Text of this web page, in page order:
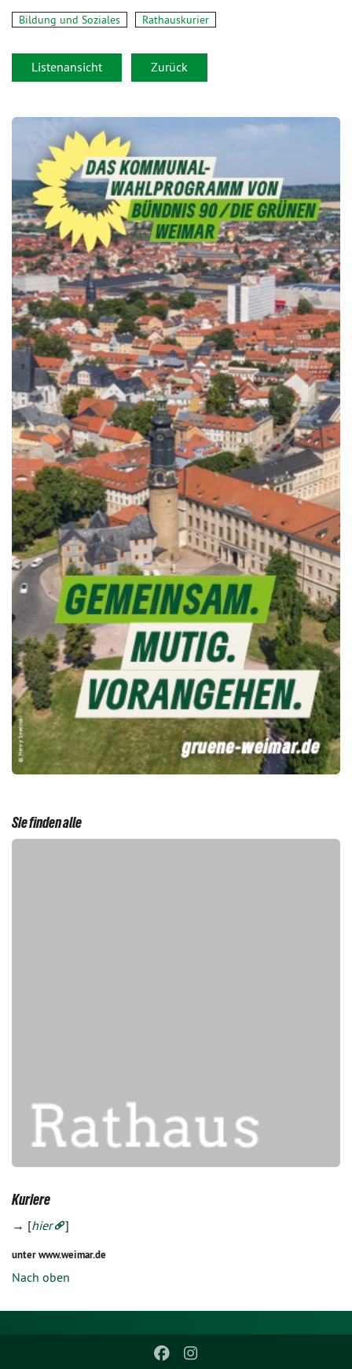
Bildung und Soziales Rathauskurier
Listenansicht Zurück
Sie finden alle
Kuriere
→ [hier ]
unter www.weimar.de
Nach oben